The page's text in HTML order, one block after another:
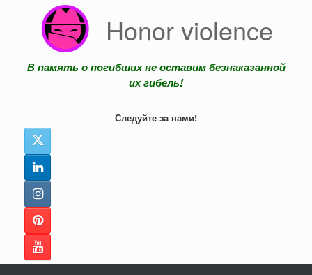
содержанию
Honor violence
В память о погибших не оставим безнаказанной
их гибель!
Следуйте за нами!